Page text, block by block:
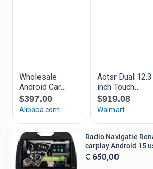
Radio Navigatie
carplay Android 15
€ 650,00